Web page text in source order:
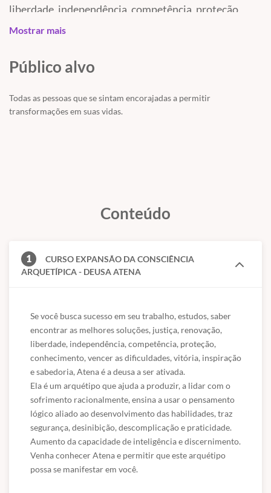
liberdade, independência, competência, proteção,
conhecimento, vencer as dificuldades, vitória,
Ela é um arquétipo que ajuda a produzir, a lidar com o
sofrimento racionalmente, ensina a usar o
Por Silvia Marto - Equipe Hélio Couto
Mostrar mais
Público alvo
Todas as pessoas que se sintam encorajadas a permitir
transformações em suas vidas.
Conteúdo
1
CURSO EXPANSÃO DA CONSCIÊNCIA
ARQUETÍPICA - DEUSA ATENA
Se você busca sucesso em seu trabalho, estudos, saber
encontrar as melhores soluções, justiça, renovação,
liberdade, independência, competência, proteção,
conhecimento, vencer as dificuldades, vitória, inspiração
e sabedoria, Atena é a deusa a ser ativada.
Ela é um arquétipo que ajuda a produzir, a lidar com o
sofrimento racionalmente, ensina a usar o pensamento
lógico aliado ao desenvolvimento das habilidades, traz
segurança, desinibição, descomplicação e praticidade.
Aumento da capacidade de inteligência e discernimento.
Venha conhecer Atena e permitir que este arquétipo
possa se manifestar em você.